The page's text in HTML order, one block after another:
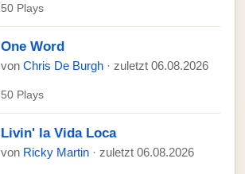
50 Plays
One Word
von Chris De Burgh · zuletzt 06.08.2026
50 Plays
Livin' la Vida Loca
von Ricky Martin · zuletzt 06.08.2026